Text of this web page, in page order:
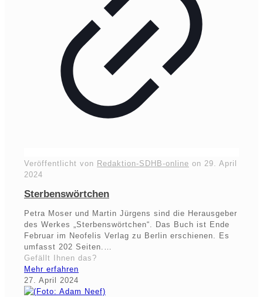
Veröffentlicht von Redaktion-SDHB-online on 29. April
2024
Sterbenswörtchen
Petra Moser und Martin Jürgens sind die Herausgeber
des Werkes „Sterbenswörtchen“. Das Buch ist Ende
Februar im Neofelis Verlag zu Berlin erschienen. Es
umfasst 202 Seiten.…
Gefällt Ihnen das?
Mehr erfahren
27. April 2024